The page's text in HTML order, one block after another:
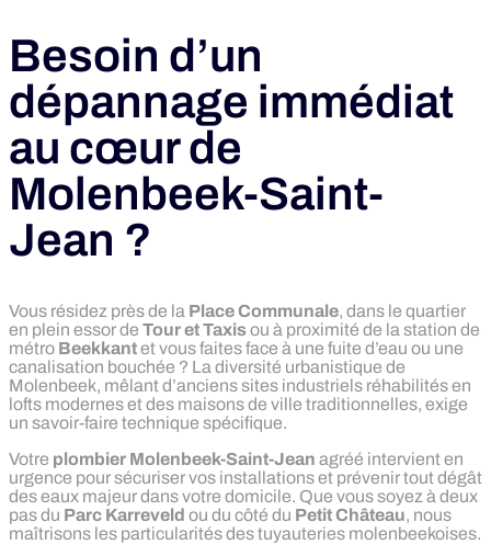
Besoin d’un
dépannage immédiat
au cœur de
Molenbeek-Saint-
Jean ?
Vous résidez près de la Place Communale, dans le quartier
en plein essor de Tour et Taxisou à proximité de la station de
métro Beekkantet vous faites face à une fuite d’eau ou une
canalisation bouchée ? La diversité urbanistique de
Molenbeek, mêlant d’anciens sites industriels réhabilités en
lofts modernes et des maisons de ville traditionnelles, exige
un savoir-faire technique spécifique.
Votre plombier Molenbeek-Saint-Jean agréé intervient en
urgence pour sécuriser vos installations et prévenir tout dégât
des eaux majeur dans votre domicile. Que vous soyez à deux
pas du Parc Karreveld ou du côté du Petit Château, nous
maîtrisons les particularités des tuyauteries molenbeekoises.